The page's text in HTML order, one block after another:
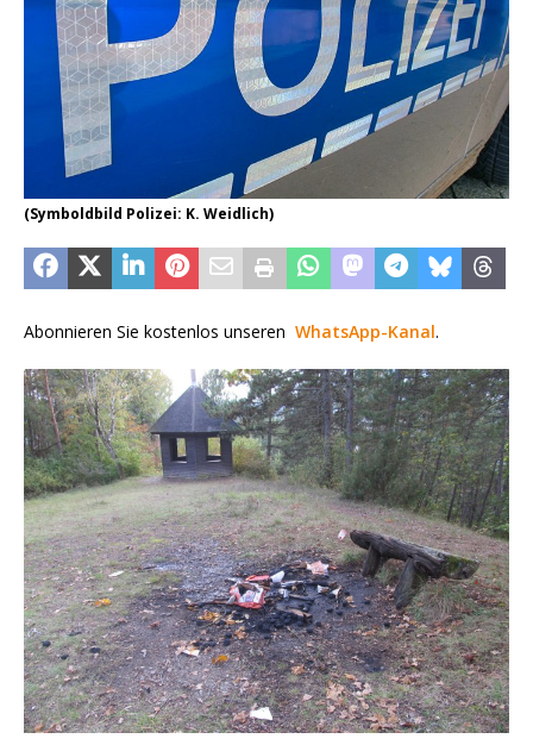
(Symboldbild Polizei: K. Weidlich)
Abonnieren Sie kostenlos unseren WhatsApp-Kanal.